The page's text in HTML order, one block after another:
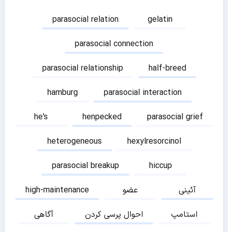
parasocial relation
gelatin
parasocial connection
parasocial relationship
half-breed
hamburg
parasocial interaction
he's
henpecked
parasocial grief
heterogeneous
hexylresorcinol
parasocial breakup
hiccup
high-maintenance
عضو
آئینی
آگاهی
احوال پرسی کردن
استامپ